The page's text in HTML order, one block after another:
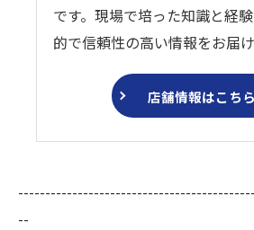
です。現場で培った知識と経
的で信頼性の高い情報をお届
店舗情報はこちら
--